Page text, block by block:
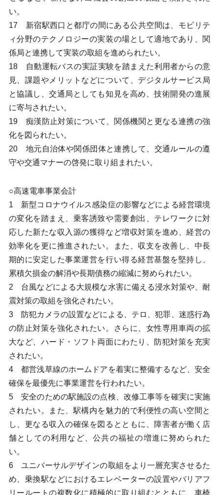
い。
17 新宿駅西口と都庁の間にある公共空間は、モビリテ
ィ分野のテクノロジーの実装の場として適地であり、関
係局と連携して実装の取組を進められたい。
18 自動運転バスの実証実験を踏まえた利用者からの意
見、課題やメリットなどについて、デジタルサービス局
と協議し、交通局としても知見を高め、技術開発の進展
に寄与されたい。
19 痴漢防止対策について、関係機関と更なる連携の強
化を図られたい。
20 地元自治体や関係団体と連携して、交通ルールの遵
守や交通マナーの啓発に取り組まれたい。
○高速電車事業会計
1 新型コロナウイルス感染症の影響などによる経営環境
の変化を踏まえ、乗客誘致や需要創出、テレワークに対
応した新たな収入源の獲得など増収対策を進め、経営の
効率化を更に推進されたい。また、収支を改善し、中長
期的に安定した事業運営を行い得る経営基盤を堅持し、
累積欠損金の解消や長期債務の縮減に努められたい。
2 台風などによる大規模な水害に備える浸水対策や、耐
震対策の取組を強化されたい。
3 防犯カメラの設置などによる、テロ、犯罪、迷惑行為
の防止対策を強化されたい。さらに、女性専用車両の拡
大など、ハード・ソフト両面にわたり、防犯対策を充実
されたい。
4 都営浅草線のホームドアを着実に整備するなど、安全
確保を最優先に事業運営を行われたい。
5 安全のための駅施設の点検、改修工事等を確実に実施
されたい。また、駅構内を魅力的で利便性の高い空間と
し、更なる収入の確保を図るとともに、障害者が働く店
舗としての利用など、公共の福祉の増進に努められた
い。
6 ユニバーサルデザインの取組をより一層充実させるた
め、乗換駅などにおけるエレベーターの設置やバリアフ
リールートの複数化に積極的に取り組むとともに、車椅